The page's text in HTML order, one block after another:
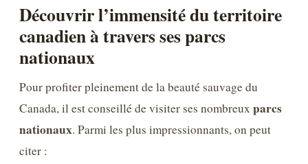
Découvrir l’immensité du territoire
canadien à travers ses parcs
nationaux
Pour profiter pleinement de la beauté sauvage du
Canada, il est conseillé de visiter ses nombreux parcs
nationaux. Parmi les plus impressionnants, on peut
citer :